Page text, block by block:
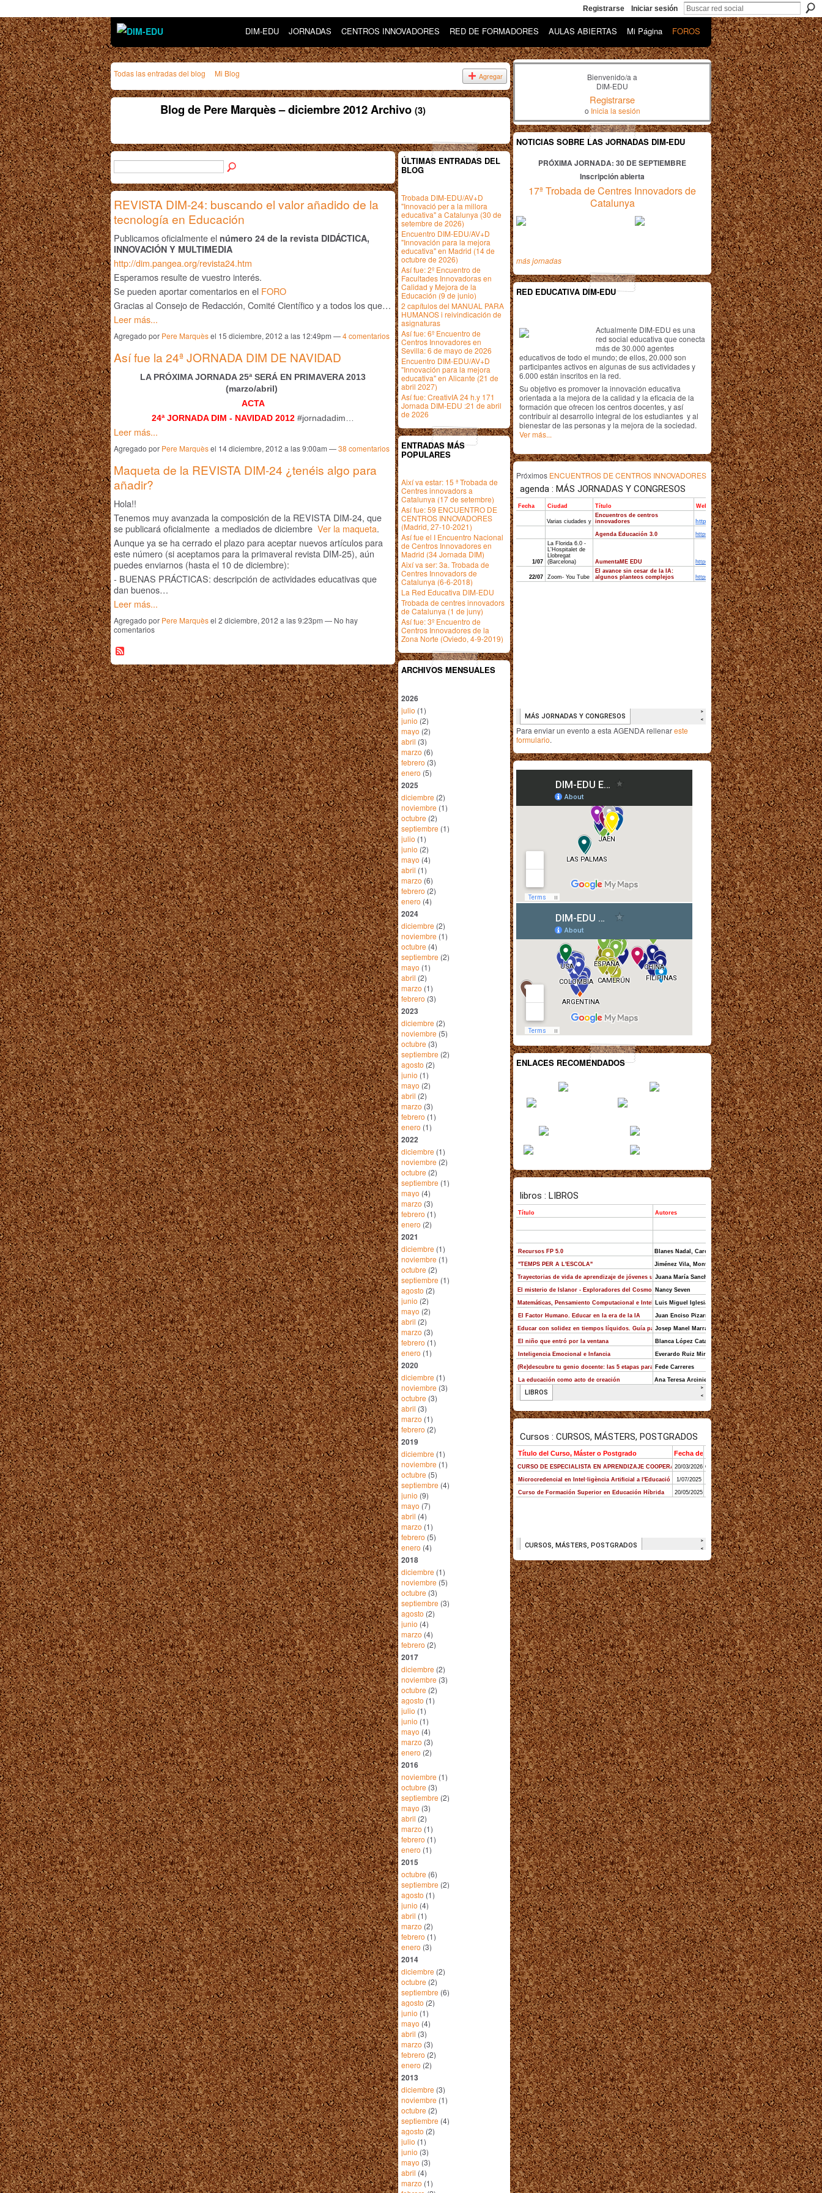
Registrarse Iniciar sesión
DIM-EDU JORNADAS CENTROS INNOVADORES RED DE FORMADORES AULAS ABIERTAS Mi Página FOROS
Todas las entradas del blog Mi Blog Agregar
Blog de Pere Marquès – diciembre 2012 Archivo (3)
REVISTA DIM-24: buscando el valor añadido de la
tecnología en Educación
Publicamos oficialmente el número 24 de la revista DIDÁCTICA,
INNOVACIÓN Y MULTIMEDIA
http://dim.pangea.org/revista24.htm
Esperamos resulte de vuestro interés.
Se pueden aportar comentarios en el FORO
Gracias al Consejo de Redacción, Comité Científico y a todos los que…
Leer más...
Agregado por Pere Marquèsel 15 diciembre, 2012 a las 12:49pm —4comentarios
Así fue la 24ª JORNADA DIM DE NAVIDAD
LA PRÓXIMA JORNADA 25ª SERÁ EN PRIMAVERA 2013
(marzo/abril)
ACTA
24ª JORNADA DIM - NAVIDAD 2012 #jornadadim…
Leer más...
Agregado por Pere Marquèsel 14 diciembre, 2012 a las 9:00am —38 comentarios
Maqueta de la REVISTA DIM-24 ¿tenéis algo para
añadir?
Hola!!
Tenemos muy avanzada la composición de la REVISTA DIM-24, que
se publicará oficialmente a mediados de diciembre Ver la maqueta.
Aunque ya se ha cerrado el plazo para aceptar nuevos artículos para
este número (si aceptamos para la primaveral revista DIM-25), aún
puedes enviarnos (hasta el 10 de diciembre):
- BUENAS PRÁCTICAS: descripción de actividades educativas que
dan buenos…
Leer más...
Agregado por Pere Marquèsel 2 diciembre, 2012 a las 9:23pm — No hay
comentarios
ÚLTIMAS ENTRADAS DEL
BLOG
Trobada DIM-EDU/AV+D
"Innovació per a la millora
educativa" a Catalunya (30 de
setembre de 2026)
Encuentro DIM-EDU/AV+D
"Innovación para la mejora
educativa" en Madrid (14 de
octubre de 2026)
Así fue: 2º Encuentro de
Facultades Innovadoras en
Calidad y Mejora de la
Educación (9 de junio)
2 capítulos del MANUAL PARA
HUMANOS i reivindicación de
asignaturas
Así fue: 6º Encuentro de
Centros Innovadores en
Sevilla: 6 de mayo de 2026
Encuentro DIM-EDU/AV+D
"Innovación para la mejora
educativa" en Alicante (21 de
abril 2027)
Así fue: CreativIA 24 h.y 171
Jornada DIM-EDU :21 de abril
de 2026
ENTRADAS MÁS
POPULARES
Així va estar: 15 ª Trobada de
Centres innovadors a
Catalunya (17 de setembre)
Así fue: 59 ENCUENTRO DE
CENTROS INNOVADORES
(Madrid, 27-10-2021)
Así fue el I Encuentro Nacional
de Centros Innovadores en
Madrid (34 Jornada DIM)
Així va ser: 3a. Trobada de
Centres Innovadors de
Catalunya (6-6-2018)
La Red Educativa DIM-EDU
Trobada de centres innovadors
de Catalunya (1 de juny)
Así fue: 3º Encuentro de
Centros Innovadores de la
Zona Norte (Oviedo, 4-9-2019)
ARCHIVOS MENSUALES
2026
julio (1)
junio (2)
mayo (2)
abril (3)
marzo (6)
febrero (3)
enero (5)
2025
diciembre (2)
noviembre (1)
octubre (2)
septiembre (1)
julio (1)
junio (2)
mayo (4)
abril (1)
marzo (6)
febrero (2)
enero (4)
2024
diciembre (2)
noviembre (1)
octubre (4)
septiembre (2)
mayo (1)
abril (2)
marzo (1)
febrero (3)
2023
diciembre (2)
noviembre (5)
octubre (3)
septiembre (2)
agosto (2)
junio (1)
mayo (2)
abril (2)
marzo (3)
febrero (1)
enero (1)
2022
diciembre (1)
noviembre (2)
octubre (2)
septiembre (1)
mayo (4)
marzo (3)
febrero (1)
enero (2)
2021
diciembre (1)
noviembre (1)
octubre (2)
septiembre (1)
agosto (2)
junio (2)
mayo (2)
abril (2)
marzo (3)
febrero (1)
enero (1)
2020
diciembre (1)
noviembre (3)
octubre (3)
abril (3)
marzo (1)
febrero (2)
2019
diciembre (1)
noviembre (1)
octubre (5)
septiembre (4)
junio (9)
mayo (7)
abril (4)
marzo (1)
febrero (5)
enero (4)
2018
diciembre (1)
noviembre (5)
octubre (3)
septiembre (3)
agosto (2)
junio (4)
marzo (4)
febrero (2)
2017
diciembre (2)
noviembre (3)
octubre (2)
agosto (1)
julio (1)
junio (1)
mayo (4)
marzo (3)
enero (2)
2016
noviembre (1)
octubre (3)
septiembre (2)
mayo (3)
abril (2)
marzo (1)
febrero (1)
enero (1)
2015
octubre (6)
septiembre (2)
agosto (1)
junio (4)
abril (1)
marzo (2)
febrero (1)
enero (3)
2014
diciembre (2)
octubre (2)
septiembre (6)
agosto (2)
junio (1)
mayo (4)
abril (3)
marzo (3)
febrero (2)
enero (2)
2013
diciembre (3)
noviembre (1)
octubre (2)
septiembre (4)
agosto (2)
julio (1)
junio (3)
mayo (3)
abril (4)
marzo (1)
Bienvenido/a a
DIM-EDU
Registrarse
o Inicia la sesión
NOTICIAS SOBRE LAS JORNADAS DIM-EDU
PRÓXIMA JORNADA: 30 DE SEPTIEMBRE
Inscripción abierta
17ª Trobada de Centres Innovadors de
Catalunya
más jornadas
RED EDUCATIVA DIM-EDU
Actualmente DIM-EDU es una
red social educativa que conecta
más de 30.000 agentes
educativos de todo el mundo; de ellos, 20.000 son
participantes activos en algunas de sus actividades y
6.000 están inscritos en la red.
Su objetivo es promover la innovación educativa
orientada a la mejora de la calidad y la eficacia de la
formación que ofrecen los centros docentes, y así
contribuir al desarrollo integral de los estudiantes y al
bienestar de las personas y la mejora de la sociedad.
Ver más...
Próximos ENCUENTROS DE CENTROS INNOVADORES
Para enviar un evento a esta AGENDA rellenareste
formulario.
ENLACES RECOMENDADOS